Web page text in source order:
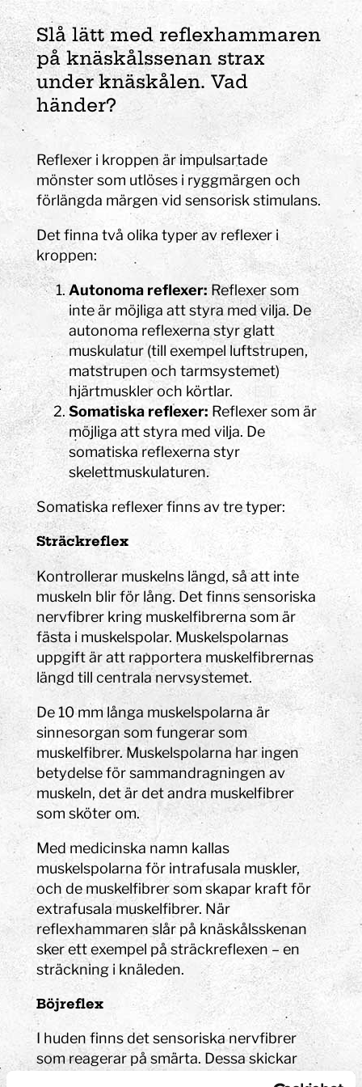
Slå lätt med reflexhammaren
på knäskålssenan strax
under knäskålen. Vad
händer?
Reflexer i kroppen är impulsartade
mönster som utlöses i ryggmärgen och
förlängda märgen vid sensorisk stimulans.
Det finna två olika typer av reflexer i
kroppen:
Autonoma reflexer:Reflexer som
inte är möjliga att styra med vilja. De
autonoma reflexerna styr glatt
muskulatur (till exempel luftstrupen,
matstrupen och tarmsystemet)
hjärtmuskler och körtlar.
Somatiska reflexer: Reflexer som är
möjliga att styra med vilja. De
somatiska reflexerna styr
skelettmuskulaturen.
Somatiska reflexer finns av tre typer:
Sträckreflex
Kontrollerar muskelns längd, så att inte
muskeln blir för lång. Det finns sensoriska
nervfibrer kring muskelfibrerna som är
fästa i muskelspolar. Muskelspolarnas
uppgift är att rapportera muskelfibrernas
längd till centrala nervsystemet.
De 10 mm långa muskelspolarna är
sinnesorgan som fungerar som
muskelfibrer. Muskelspolarna har ingen
betydelse för sammandragningen av
muskeln, det är det andra muskelfibrer
som sköter om.
Med medicinska namn kallas
muskelspolarna för intrafusala muskler,
och de muskelfibrer som skapar kraft för
extrafusala muskelfibrer. När
reflexhammaren slår på knäskålsskenan
sker ett exempel på sträckreflexen – en
sträckning i knäleden.
Böjreflex
I huden finns det sensoriska nervfibrer
som reagerar på smärta. Dessa skickar